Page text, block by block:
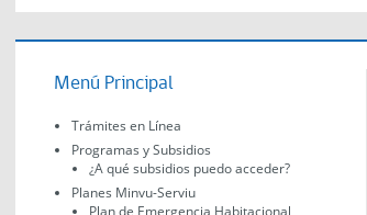
Menú Principal
Trámites en Línea
Programas y Subsidios
¿A qué subsidios puedo acceder?
Planes Minvu-Serviu
Plan de Emergencia Habitacional